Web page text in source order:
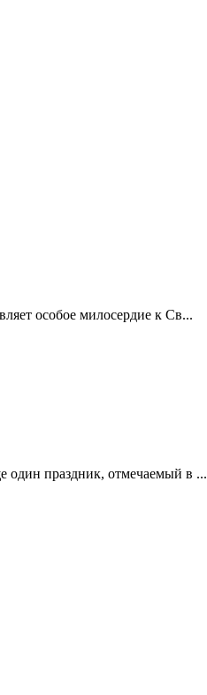
особое милосердие к Св...
один праздник, отмечаемый в ...